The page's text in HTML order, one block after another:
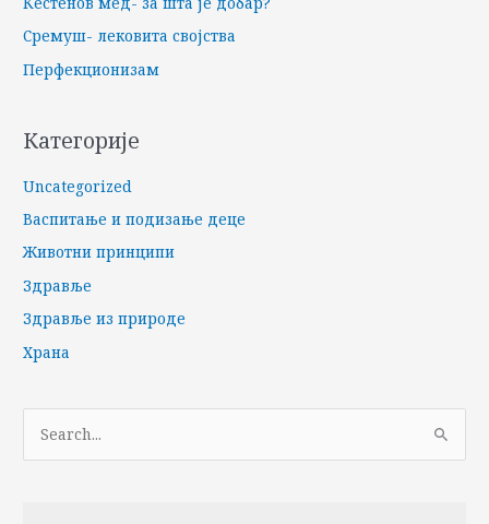
Сремуш- лековита својства
Перфекционизам
Категорије
Uncategorized
Васпитање и подизање деце
Животни принципи
Здравље
Здравље из природе
Храна
р